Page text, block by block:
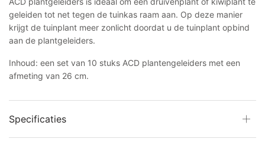
geleiden tot net tegen de tuinkas raam aan. Op deze manier
krijgt de tuinplant meer zonlicht doordat u de tuinplant opbind
aan de plantgeleiders.
Inhoud: een set van 10 stuks ACD plantengeleiders met een
afmeting van 26 cm.
Specificaties